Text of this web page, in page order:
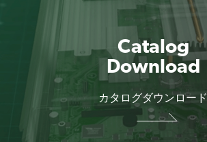
Catalog
カタログダウンロード